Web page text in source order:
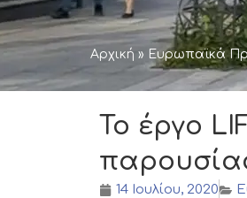
Αρχική » Ευρωπαϊκά
Το έργο
14 Ιουλίου, 2020